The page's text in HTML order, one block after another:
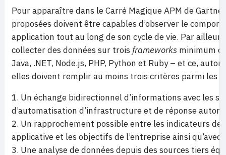
Pour apparaître dans le Carré Magique APM de
proposées doivent être capables d’observer le
application tout au long de son cycle de vie. Par
collecter des données sur trois frameworks minimum
Java, .NET, Node.js, PHP, Python et Ruby – et ce,
elles doivent remplir au moins trois critères parmi les
Un échange bidirectionnel d’informations avec les
d’automatisation d’infrastructure et de réponse
Un rapprochement possible entre les indicateurs de
applicative et les objectifs de l’entreprise ainsi
Une analyse de données depuis des sources tiers